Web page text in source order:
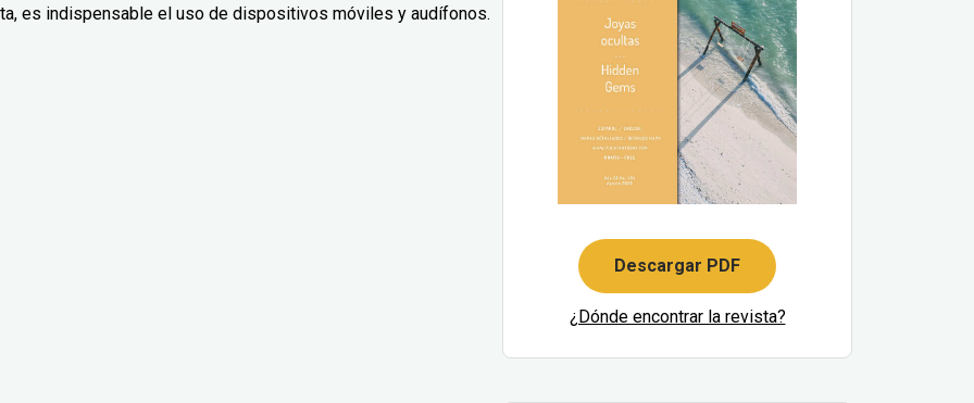
es indispensable el uso de dispositivos móviles y audífonos.
Descargar PDF
¿Dónde encontrar la revista?